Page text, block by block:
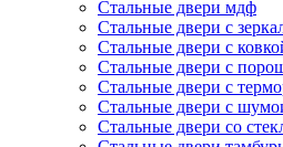
Стальные двери мдф
Стальные двери с
Стальные двери с
Стальные двери с
Стальные двери с
Стальные двери с
Стальные двери со